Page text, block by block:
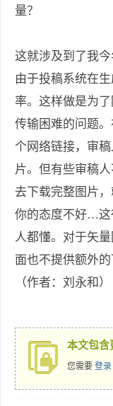
量？
这就涉及到了我今
由于投稿系统在
率。这样做是为
传输困难的问题
个网络链接，审
片。但有些审稿
去下载完整图片
你的态度不好…这
人都懂。对于矢
面也不提供额外的
（作者：刘永和）
本文包含
您需要 登录